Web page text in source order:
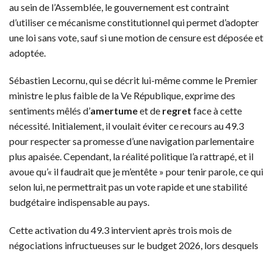
au sein de l’Assemblée, le gouvernement est contraint
d’utiliser ce mécanisme constitutionnel qui permet d’adopter
une loi sans vote, sauf si une motion de censure est déposée et
adoptée.
Sébastien Lecornu, qui se décrit lui-même comme le Premier
ministre le plus faible de la Ve République, exprime des
sentiments mêlés d’amertumeet de regret face à cette
nécessité. Initialement, il voulait éviter ce recours au 49.3
pour respecter sa promesse d’une navigation parlementaire
plus apaisée. Cependant, la réalité politique l’a rattrapé, et il
avoue qu’« il faudrait que je m’entête » pour tenir parole, ce qui
selon lui, ne permettrait pas un vote rapide et une stabilité
budgétaire indispensable au pays.
Cette activation du 49.3 intervient après trois mois de
négociations infructueuses sur le budget 2026, lors desquels